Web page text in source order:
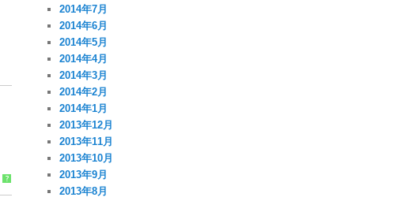
?
2014年7月
2014年6月
2014年5月
2014年4月
2014年3月
2014年2月
2014年1月
2013年12月
2013年11月
2013年10月
2013年9月
2013年8月